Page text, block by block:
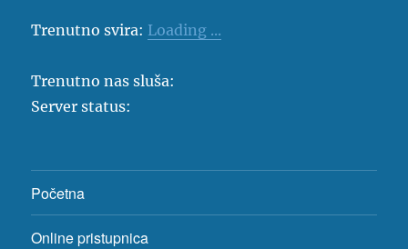
Trenutno svira: Loading ...
Trenutno nas sluša:
Server status:
Početna
Online pristupnica